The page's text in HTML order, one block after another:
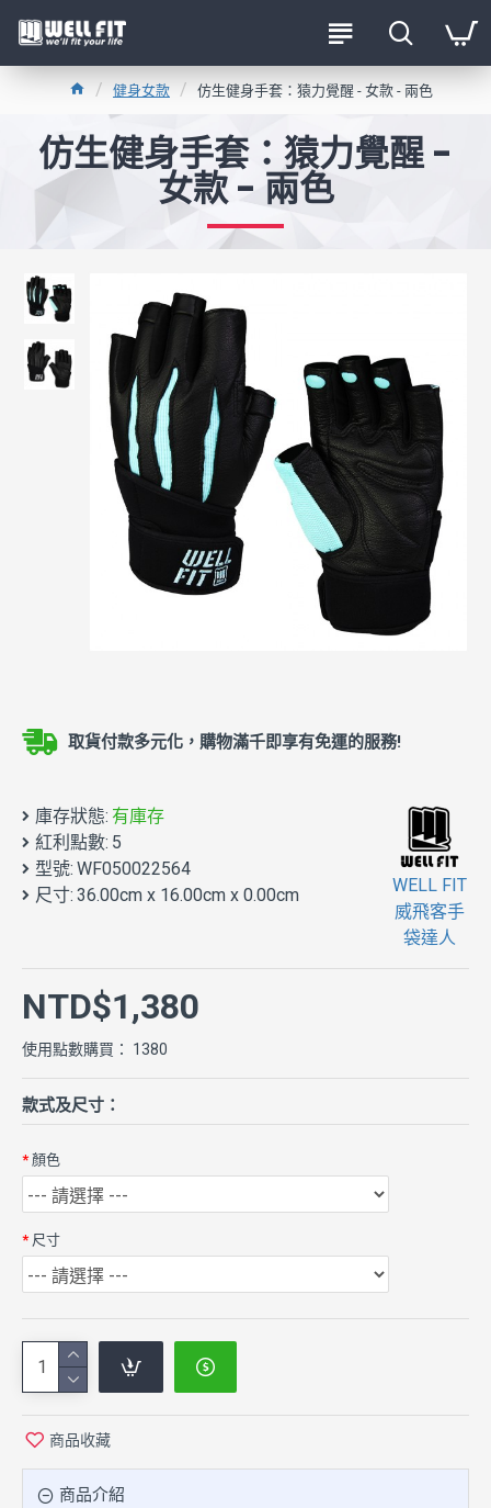
健身女款 仿生健身手套：猿力覺醒 - 女款 - 兩色
仿生健身手套：猿力覺醒 -
女款 - 兩色
取貨付款多元化，購物滿千即享有免運的服務!
庫存狀態: 有庫存
紅利點數: 5
型號: WF050022564
尺寸: 36.00cm x 16.00cm x 0.00cm
WELL FIT
威飛客手
袋達人
NTD$1,380
使用點數購買： 1380
款式及尺寸：
顏色
尺寸
商品收藏
商品介紹